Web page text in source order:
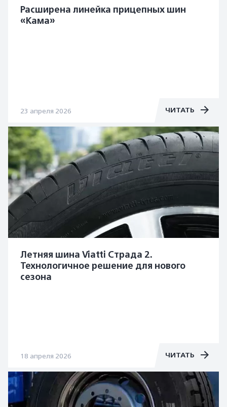
Расширена линейка прицепных шин
«Кама»
23 апреля 2026 ЧИТАТЬ
Летняя шина Viatti Страда 2.
Технологичное решение для нового
сезона
18 апреля 2026 ЧИТАТЬ